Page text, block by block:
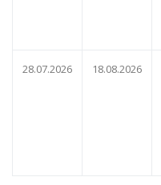
28.07.2026 18.08.2026